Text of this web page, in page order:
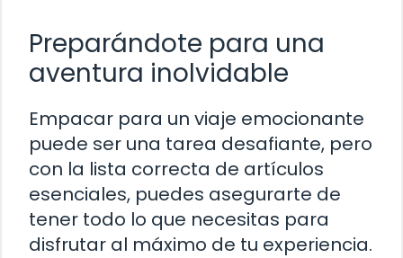
Preparándote para una
aventura inolvidable
Empacar para un viaje emocionante
puede ser una tarea desafiante, pero
con la lista correcta de artículos
esenciales, puedes asegurarte de
tener todo lo que necesitas para
disfrutar al máximo de tu experiencia.